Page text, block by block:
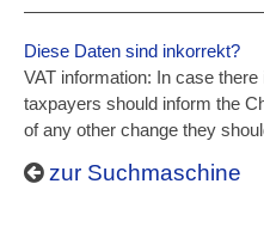
Diese Daten sind inkorrekt?
VAT information: In case
taxpayers should inform the
of any other change they
zur Suchmaschine